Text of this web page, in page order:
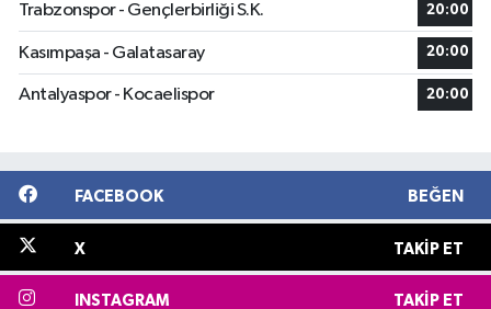
Trabzonspor - Gençlerbirliği S.K. 20:00
Kasımpaşa - Galatasaray 20:00
Antalyaspor - Kocaelispor 20:00
FACEBOOK BEĞEN
X TAKIP ET
INSTAGRAM TAKIP ET